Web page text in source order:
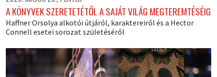
A KÖNYVEK SZERETETÉTŐL A SAJÁT VILÁG MEGTEREMTÉSÉIG
Haffner Orsolya alkotói útjáról, karaktereiről és a Hector
Connell esetei sorozat születéséről